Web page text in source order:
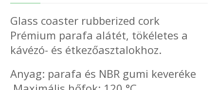
Glass coaster rubberized cork
Prémium parafa alátét, tökéletes a
kávézó- és étkezőasztalokhoz.
Anyag: parafa és NBR gumi keveréke